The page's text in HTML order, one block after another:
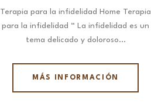
Terapia para la infidelidad Home Terapia
para la infidelidad “ La infidelidad es un
tema delicado y doloroso…
MÁS INFORMACIÓN